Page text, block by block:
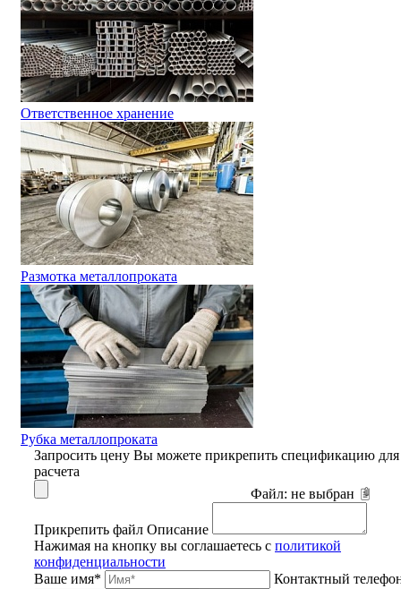
Ответственное хранение
Размотка металлопроката
Рубка металлопроката
Запросить цену Вы можете прикрепить спецификацию для
расчета
Файл: не выбран
Прикрепить файл Описание
Нажимая на кнопку вы соглашаетесь с политикой
конфиденциальности
Ваше имя*
Контактный